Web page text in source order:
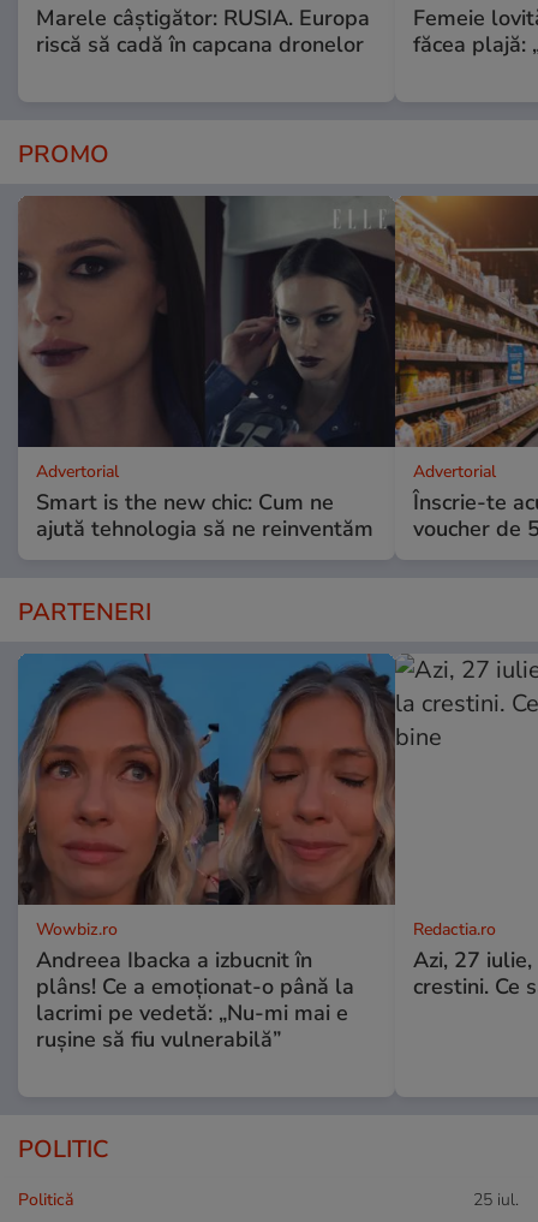
Marele câștigător: RUSIA. Europa
riscă să cadă în capcana dronelor
Femeie
făcea plajă:
PROMO
Advertorial
Smart is the new chic: Cum ne
ajută tehnologia să ne reinventăm
Advertorial
Înscrie-te
voucher de
PARTENERI
Wowbiz.ro
Andreea Ibacka a izbucnit în
plâns! Ce a emoționat-o până la
lacrimi pe vedetă: „Nu-mi mai e
rușine să fiu vulnerabilă”
Redactia.ro
Azi, 27
crestini. Ce
POLITIC
Politică 25 iul.